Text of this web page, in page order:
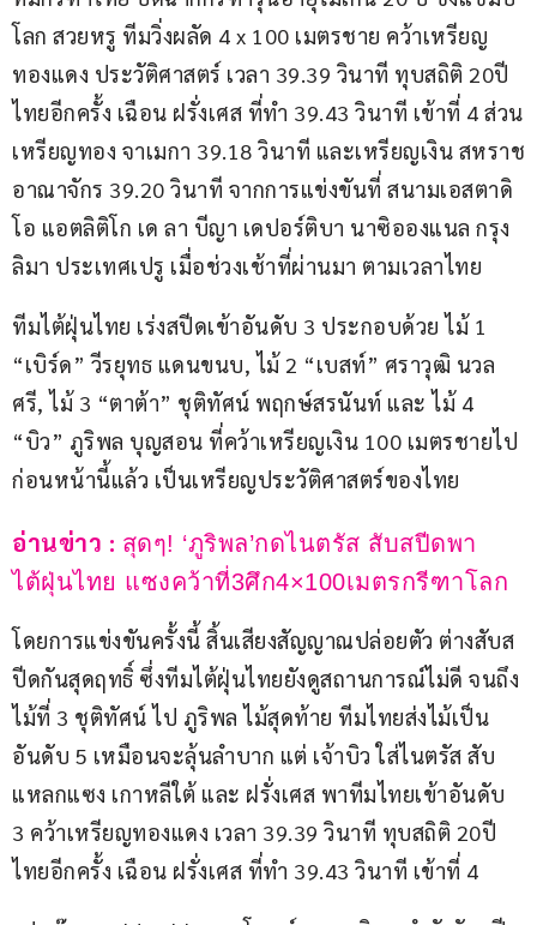
โลก สวยหรู ทีมวิ่งผลัด 4 x 100 เมตรชาย คว้าเหรียญ
ทองแดง ประวัติศาสตร์ เวลา 39.39 วินาที ทุบสถิติ 20ปี
ไทยอีกครั้ง เฉือน ฝรั่งเศส ที่ทำ 39.43 วินาที เข้าที่ 4 ส่วน
เหรียญทอง จาเมกา 39.18 วินาที และเหรียญเงิน สหราช
อาณาจักร 39.20 วินาที จากการแข่งขันที่ สนามเอสตาดิ
โอ แอตลิติโก เด ลา บีญา เดปอร์ติบา นาซิอองแนล กรุง
ลิมา ประเทศเปรู เมื่อช่วงเช้าที่ผ่านมา ตามเวลาไทย
ทีมไต้ฝุ่นไทย เร่งสปีดเข้าอันดับ 3 ประกอบด้วย ไม้ 1
“เบิร์ด” วีรยุทธ แดนขนบ, ไม้ 2 “เบสท์” ศราวุฒิ นวล
ศรี, ไม้ 3 “ตาต้า” ชุติทัศน์ พฤกษ์สรนันท์ และ ไม้ 4
“บิว” ภูริพล บุญสอน ที่คว้าเหรียญเงิน 100 เมตรชายไป
ก่อนหน้านี้แล้ว เป็นเหรียญประวัติศาสตร์ของไทย
อ่านข่าว : สุดๆ! ‘ภูริพล’กดไนตรัส สับสปีดพา
ไต้ฝุ่นไทย แซงคว้าที่3ศึก4×100เมตรกรีฑาโลก
โดยการแข่งขันครั้งนี้ สิ้นเสียงสัญญาณปล่อยตัว ต่างสับส
ปีดกันสุดฤทธิ์ ซึ่งทีมไต้ฝุ่นไทยยังดูสถานการณ์ไม่ดี จนถึง
ไม้ที่ 3 ชุติทัศน์ ไป ภูริพล ไม้สุดท้าย ทีมไทยส่งไม้เป็น
อันดับ 5 เหมือนจะลุ้นลำบาก แต่ เจ้าบิว ใส่ไนตรัส สับ
แหลกแซง เกาหลีใต้ และ ฝรั่งเศส พาทีมไทยเข้าอันดับ
3 คว้าเหรียญทองแดง เวลา 39.39 วินาที ทุบสถิติ 20ปี
ไทยอีกครั้ง เฉือน ฝรั่งเศส ที่ทำ 39.43 วินาที เข้าที่ 4